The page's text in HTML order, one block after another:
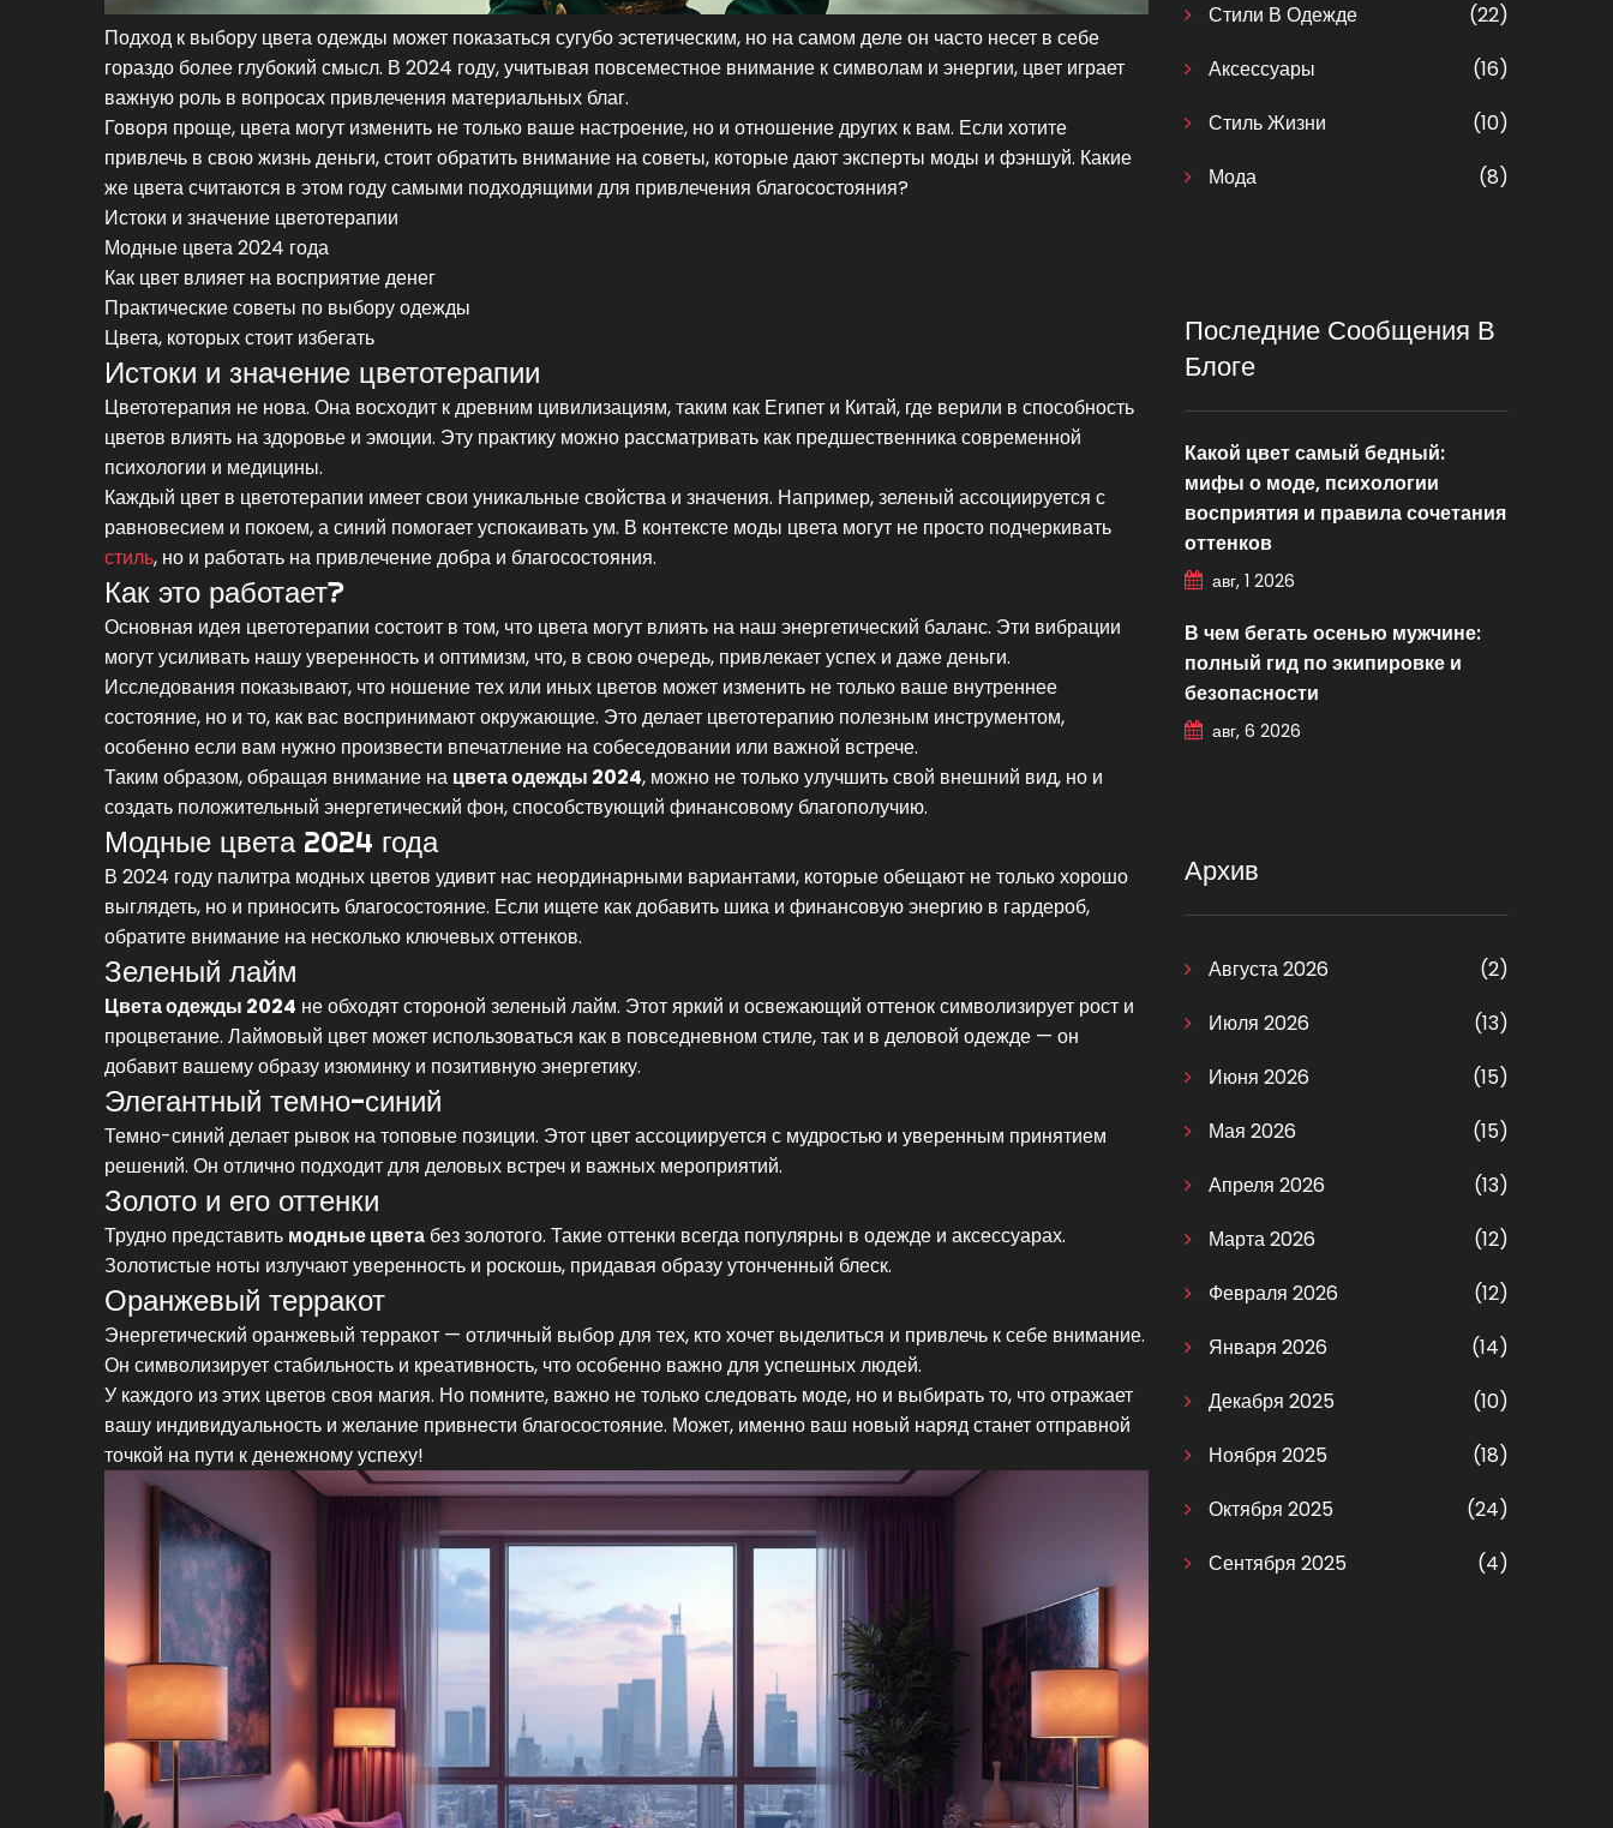
Подход к выбору цвета одежды может показаться сугубо эстетическим, но на самом деле он часто несет в себе
гораздо более глубокий смысл. В 2024 году, учитывая повсеместное внимание к символам и энергии, цвет играет
важную роль в вопросах привлечения материальных благ.
Говоря проще, цвета могут изменить не только ваше настроение, но и отношение других к вам. Если хотите
привлечь в свою жизнь деньги, стоит обратить внимание на советы, которые дают эксперты моды и фэншуй. Какие
же цвета считаются в этом году самыми подходящими для привлечения благосостояния?
Истоки и значение цветотерапии
Модные цвета 2024 года
Как цвет влияет на восприятие денег
Практические советы по выбору одежды
Цвета, которых стоит избегать
Истоки и значение цветотерапии
Цветотерапия не нова. Она восходит к древним цивилизациям, таким как Египет и Китай, где верили в способность
цветов влиять на здоровье и эмоции. Эту практику можно рассматривать как предшественника современной
психологии и медицины.
Каждый цвет в цветотерапии имеет свои уникальные свойства и значения. Например, зеленый ассоциируется с
равновесием и покоем, а синий помогает успокаивать ум. В контексте моды цвета могут не просто подчеркивать
стиль, но и работать на привлечение добра и благосостояния.
Как это работает?
Основная идея цветотерапии состоит в том, что цвета могут влиять на наш энергетический баланс. Эти вибрации
могут усиливать нашу уверенность и оптимизм, что, в свою очередь, привлекает успех и даже деньги.
Исследования показывают, что ношение тех или иных цветов может изменить не только ваше внутреннее
состояние, но и то, как вас воспринимают окружающие. Это делает цветотерапию полезным инструментом,
особенно если вам нужно произвести впечатление на собеседовании или важной встрече.
Таким образом, обращая внимание на цвета одежды 2024, можно не только улучшить свой внешний вид, но и
создать положительный энергетический фон, способствующий финансовому благополучию.
Модные цвета 2024 года
В 2024 году палитра модных цветов удивит нас неординарными вариантами, которые обещают не только хорошо
выглядеть, но и приносить благосостояние. Если ищете как добавить шика и финансовую энергию в гардероб,
обратите внимание на несколько ключевых оттенков.
Зеленый лайм
Цвета одежды 2024 не обходят стороной зеленый лайм. Этот яркий и освежающий оттенок символизирует рост и
процветание. Лаймовый цвет может использоваться как в повседневном стиле, так и в деловой одежде — он
добавит вашему образу изюминку и позитивную энергетику.
Элегантный темно-синий
Темно-синий делает рывок на топовые позиции. Этот цвет ассоциируется с мудростью и уверенным принятием
решений. Он отлично подходит для деловых встреч и важных мероприятий.
Золото и его оттенки
Трудно представить модные цвета без золотого. Такие оттенки всегда популярны в одежде и аксессуарах.
Золотистые ноты излучают уверенность и роскошь, придавая образу утонченный блеск.
Оранжевый терракот
Энергетический оранжевый терракот — отличный выбор для тех, кто хочет выделиться и привлечь к себе внимание.
Он символизирует стабильность и креативность, что особенно важно для успешных людей.
У каждого из этих цветов своя магия. Но помните, важно не только следовать моде, но и выбирать то, что отражает
вашу индивидуальность и желание привнести благосостояние. Может, именно ваш новый наряд станет отправной
точкой на пути к денежному успеху!
Стили В Одежде
(22)
Аксессуары
(16)
Стиль Жизни
(10)
Мода
(8)
Последние Сообщения В
Блоге
Какой цвет самый бедный:
мифы о моде, психологии
восприятия и правила сочетания
оттенков
авг, 1 2026
В чем бегать осенью мужчине:
полный гид по экипировке и
безопасности
авг, 6 2026
Архив
Августа 2026
(2)
Июля 2026
(13)
Июня 2026
(15)
Мая 2026
(15)
Апреля 2026
(13)
Марта 2026
(12)
Февраля 2026
(12)
Января 2026
(14)
Декабря 2025
(10)
Ноября 2025
(18)
Октября 2025
(24)
Сентября 2025
(4)